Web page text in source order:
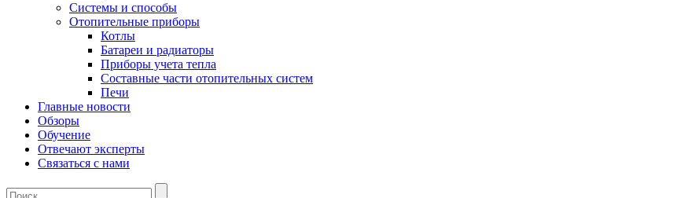
Системы и способы
Отопительные приборы
Котлы
Батареи и радиаторы
Приборы учета тепла
Составные части отопительных систем
Печи
Главные новости
Обзоры
Обучение
Отвечают эксперты
Связаться с нами